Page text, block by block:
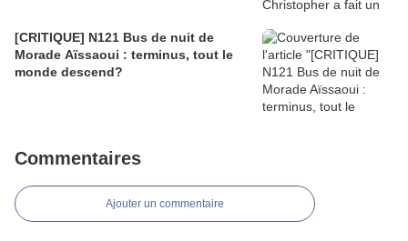
[CRITIQUE] N121 Bus de nuit de
Morade Aïssaoui : terminus, tout le
monde descend?
Commentaires
Ajouter un commentaire